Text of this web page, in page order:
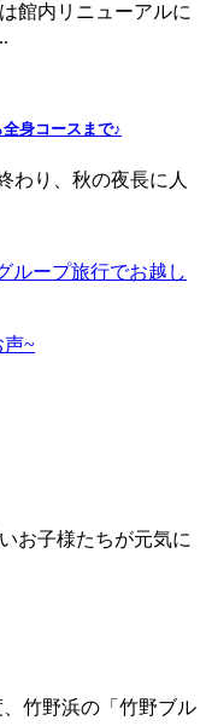
館内リニューアルに
身コースまで♪
わり、秋の夜長に人
ープ旅行でお越し
声~
お子様たちが元気に
竹野浜の「竹野ブル